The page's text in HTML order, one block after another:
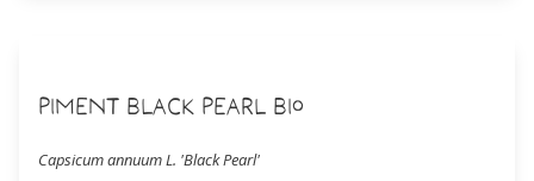
Piment Black Pearl Bio
Capsicum annuum L. 'Black Pearl'